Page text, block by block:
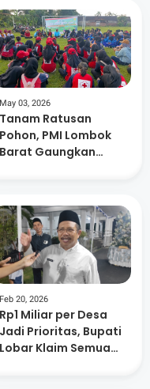
May 03, 2026
Tanam Ratusan
Pohon, PMI Lombok
Barat Gaungkan
Feb 20, 2026
Rp1 Miliar per Desa
Jadi Prioritas, Bupati
Lobar Klaim Semua